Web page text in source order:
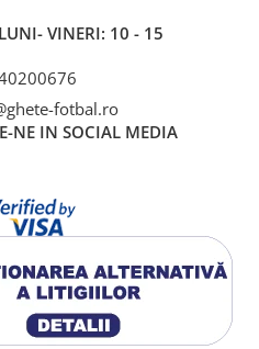
LUNI- VINERI: 10 - 15
fotbal.ro
NE IN SOCIAL MEDIA